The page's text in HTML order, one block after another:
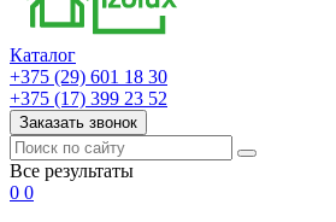
Каталог
+375 (29) 601 18 30
+375 (17) 399 23 52
Заказать звонок
Все результаты
0 0